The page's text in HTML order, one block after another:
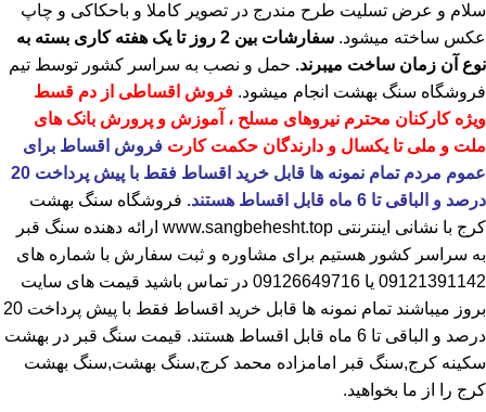
سلام و عرض تسلیت طرح مندرج در تصویر کاملا و باحکاکی و چاپ
عکس ساخته میشود.
سفارشات بین 2 روز تا یک هفته کاری بسته به
نوع آن زمان ساخت میبرند. حمل و نصب به سراسر کشور توسط تیم
فروشگاه سنگ بهشت انجام میشود. فروش اقساطی از دم قسط
ویژه کارکنان محترم نیروهای مسلح ، آموزش و پرورش بانک های
ملت و ملی تا یکسال و دارندگان حکمت کارت فروش اقساط برای
عموم مردم تمام نمونه ها قابل خرید اقساط فقط با پیش پرداخت 20
درصد و الباقی تا 6 ماه قابل اقساط هستند.
فروشگاه سنگ بهشت
کرج با نشانی اینترنتی www.sangbehesht.top ارائه دهنده سنگ قبر
به سراسر کشور هستیم برای مشاوره و ثبت سفارش با شماره های
09121391142 یا 09126649716 در تماس باشید قیمت های سایت
بروز میباشند تمام نمونه ها قابل خرید اقساط فقط با پیش پرداخت 20
درصد و الباقی تا 6 ماه قابل اقساط هستند.
قیمت سنگ قبر در بهشت
سکینه کرج,سنگ قبر امامزاده محمد کرج,سنگ بهشت,سنگ بهشت
کرج را از ما بخواهید.